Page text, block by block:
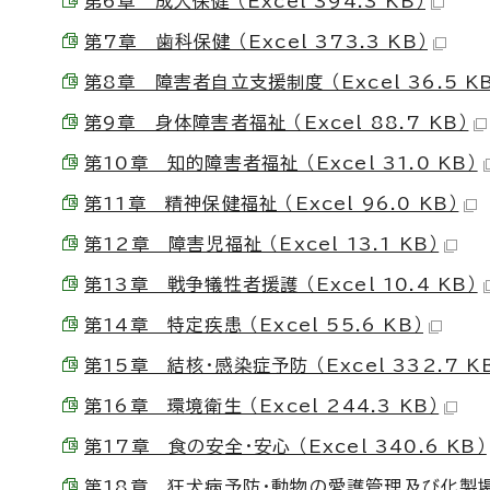
第7章 歯科保健 （Excel 373.3 KB）
第8章 障害者自立支援制度 （Excel 36.5 KB
第9章 身体障害者福祉 （Excel 88.7 KB）
第10章 知的障害者福祉 （Excel 31.0 KB）
第11章 精神保健福祉 （Excel 96.0 KB）
第12章 障害児福祉 （Excel 13.1 KB）
第13章 戦争犠牲者援護 （Excel 10.4 KB）
第14章 特定疾患 （Excel 55.6 KB）
第15章 結核・感染症予防 （Excel 332.7 KB
第16章 環境衛生 （Excel 244.3 KB）
第17章 食の安全・安心 （Excel 340.6 KB）